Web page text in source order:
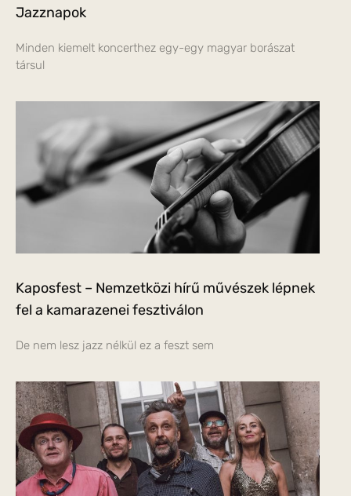
Jazznapok
Minden kiemelt koncerthez egy-egy magyar borászat
társul
Kaposfest – Nemzetközi hírű művészek lépnek
fel a kamarazenei fesztiválon
De nem lesz jazz nélkül ez a feszt sem